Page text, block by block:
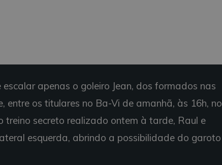
apenas o goleiro Jean, dos formados nas
entre os titulares no Ba-Vi de amanhã, às 16h, no
treino secreto realizado ontem à tarde, Raul e
esquerda, abrindo a possibilidade do garoto